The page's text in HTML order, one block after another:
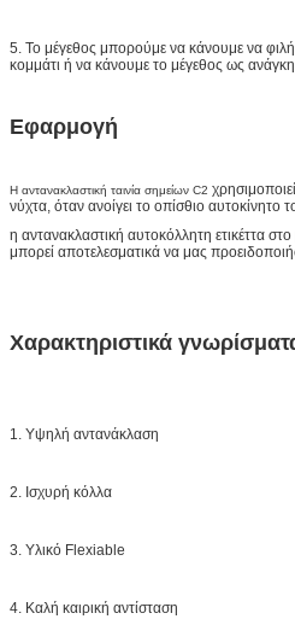
5. Το μέγεθος μπορούμε να κάνουμε να
κομμάτι ή να κάνουμε το μέγεθος ως
Εφαρμογή
Η αντανακλαστική ταινία σημείων C2
νύχτα, όταν ανοίγει το οπίσθιο αυτοκίνητο
η αντανακλαστική αυτοκόλλητη ετικέττα
μπορεί αποτελεσματικά να μας
Χαρακτηριστικά
1. Υψηλή αντανάκλαση
2. Ισχυρή κόλλα
3. Υλικό Flexiable
4. Καλή καιρική αντίσταση